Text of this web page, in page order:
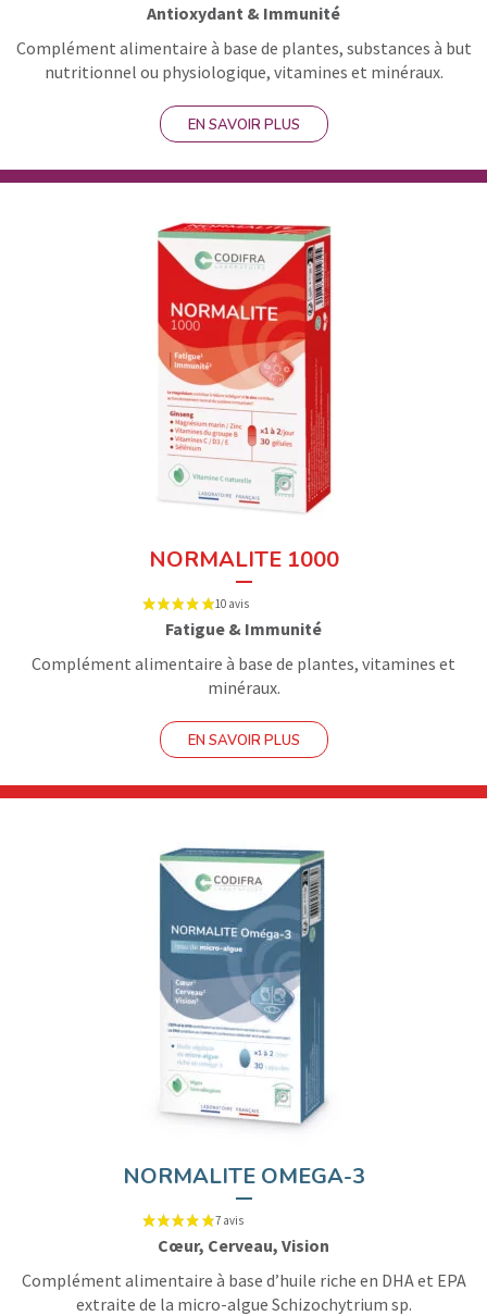
Antioxydant & Immunité
Complément alimentaire à base de plantes, substances à but
nutritionnel ou physiologique, vitamines et minéraux.
EN SAVOIR PLUS
NORMALITE 1000
Fatigue & Immunité
Complément alimentaire à base de plantes, vitamines et
minéraux.
EN SAVOIR PLUS
NORMALITE OMEGA-3
Cœur, Cerveau, Vision
Complément alimentaire à base d’huile riche en DHA et EPA
extraite de la micro-algue Schizochytrium sp.